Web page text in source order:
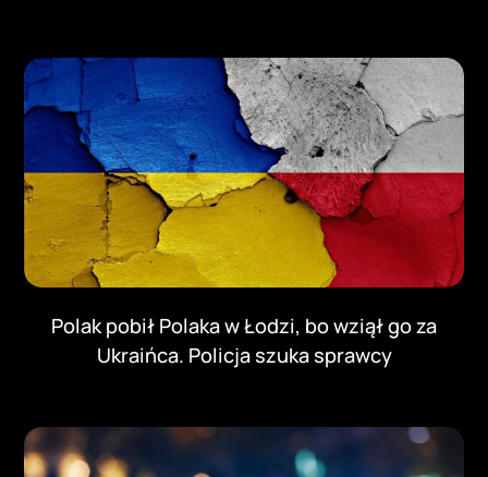
Polak pobił Polaka w Łodzi, bo wziął go za
Ukraińca. Policja szuka sprawcy